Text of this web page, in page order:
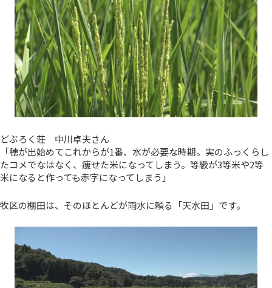
どぶろく荘 中川卓夫さん
「穂が出始めてこれからが1番、水が必要な時期。実のふっくらし
たコメでなはなく、痩せた米になってしまう。等級が3等米や2等
米になると作っても赤字になってしまう」
牧区の棚田は、そのほとんどが雨水に頼る「天水田」です。